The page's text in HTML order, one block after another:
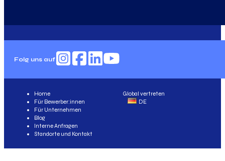
Folg uns auf
Global vertreten
DE
Home
Für Bewerber:innen
Für Unternehmen
Blog
Interne Anfragen
Standorte und Kontakt